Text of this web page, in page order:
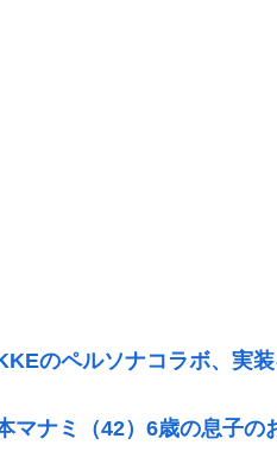
のペルソナコラボ、実
マナミ（42）6歳の息子